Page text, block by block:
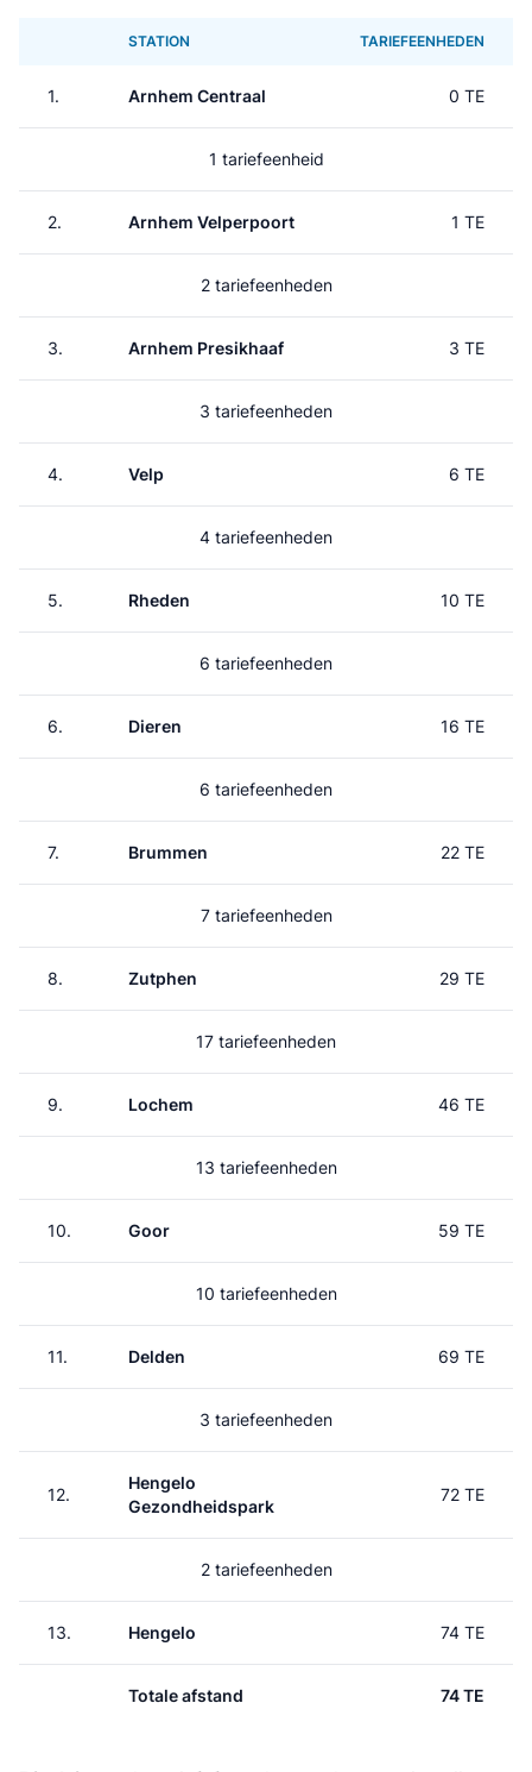
STATION TARIEFEENHEDEN
1. Arnhem Centraal 0 TE
1 tariefeenheid
2. Arnhem Velperpoort 1 TE
2 tariefeenheden
3. Arnhem Presikhaaf 3 TE
3 tariefeenheden
4. Velp 6 TE
4 tariefeenheden
5. Rheden 10 TE
6 tariefeenheden
6. Dieren 16 TE
6 tariefeenheden
7. Brummen 22 TE
7 tariefeenheden
8. Zutphen 29 TE
17 tariefeenheden
9. Lochem 46 TE
13 tariefeenheden
10. Goor 59 TE
10 tariefeenheden
11. Delden 69 TE
3 tariefeenheden
12.
Hengelo
Gezondheidspark
72 TE
2 tariefeenheden
13. Hengelo 74 TE
Totale afstand 74 TE